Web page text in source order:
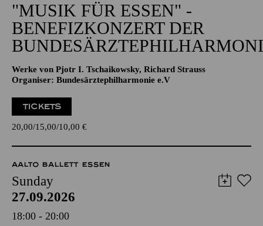
"MUSIK FÜR ESSEN" -
BENEFIZKONZERT DER
Werke von Pjotr I. Tschaikowsky, Richard Strauss
Organiser: Bundesärztephilharmonie e.V
TICKETS
20,00 15,00 10,00 €
AALTO BALLETT ESSEN
Sunday
27.09.2026
18:00 - 20:00